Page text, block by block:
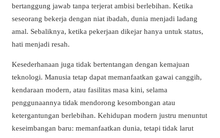
bertanggung jawab tanpa terjerat ambisi berlebihan. Ketika
seseorang bekerja dengan niat ibadah, dunia menjadi ladang
amal. Sebaliknya, ketika pekerjaan dikejar hanya untuk status,
hati menjadi resah.
Kesederhanaan juga tidak bertentangan dengan kemajuan
teknologi. Manusia tetap dapat memanfaatkan gawai canggih,
kendaraan modern, atau fasilitas masa kini, selama
penggunaannya tidak mendorong kesombongan atau
ketergantungan berlebihan. Kehidupan modern justru menuntut
keseimbangan baru: memanfaatkan dunia, tetapi tidak larut